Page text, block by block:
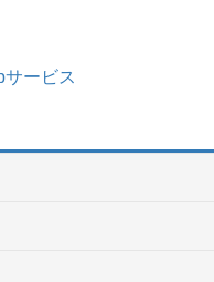
サービス